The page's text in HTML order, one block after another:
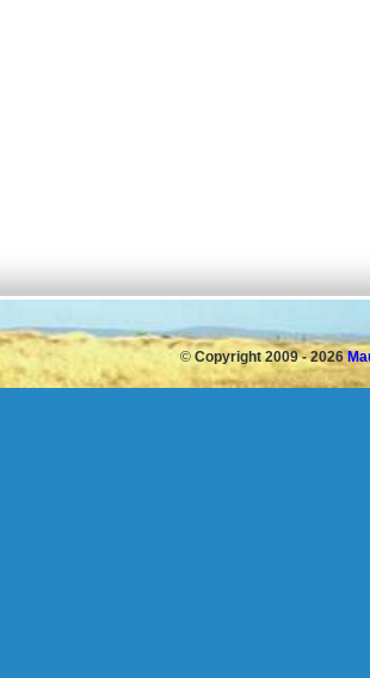
© Copyright 2009 - 2026